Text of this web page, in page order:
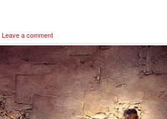
Leave a comment